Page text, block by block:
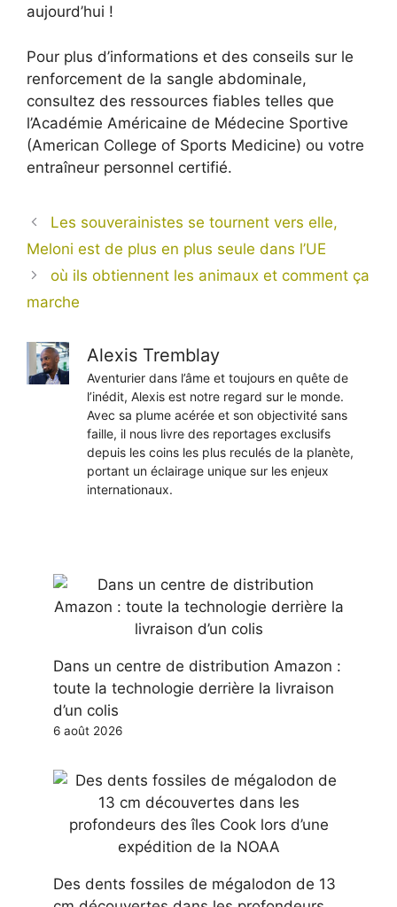
aujourd’hui !
Pour plus d’informations et des conseils sur le
renforcement de la sangle abdominale,
consultez des ressources fiables telles que
l’Académie Américaine de Médecine Sportive
(American College of Sports Medicine) ou votre
entraîneur personnel certifié.
Les souverainistes se tournent vers elle,
Meloni est de plus en plus seule dans l’UE
où ils obtiennent les animaux et comment ça
marche
Alexis Tremblay
Aventurier dans l’âme et toujours en quête de
l’inédit, Alexis est notre regard sur le monde.
Avec sa plume acérée et son objectivité sans
faille, il nous livre des reportages exclusifs
depuis les coins les plus reculés de la planète,
portant un éclairage unique sur les enjeux
internationaux.
Dans un centre de distribution Amazon :
toute la technologie derrière la livraison
d’un colis
6 août 2026
Des dents fossiles de mégalodon de 13